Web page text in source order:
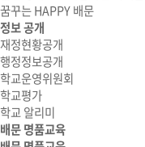
꿈꾸는 HAPPY 배문
정보 공개
재정현황공개
행정정보공개
학교운영위원회
학교평가
학교 알리미
배문 명품교육